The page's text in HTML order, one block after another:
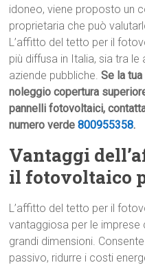
idoneo, viene proposto un
proprietaria che può
L’affitto del tetto per il
più diffusa in Italia, sia tra
aziende pubbliche.Se la
noleggio copertura
pannelli fotovoltaici,
numero verde800955358.
Vantaggi
il fotovoltaico
L’affitto del tetto per il
vantaggiosa per le
grandi dimensioni.
passivo, ridurre i costi